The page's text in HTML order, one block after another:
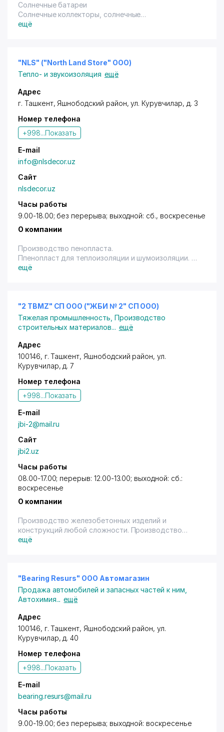
Солнечные батареи
Солнечные коллекторы, солнечные
водонагреватели
Быстровозводимые дома из сэндвич-панелей.
Производство сэндвич панелей
Производство профнастила, аксессуаров
Монтаж кровли.
Входные металлические и межкомнатные двери.
ещё
"NLS" ("North Land Store" ООО)
Тепло- и звукоизоляция ещё
Адрес
г. Ташкент, Яшнободский район,ул. Курувчилар, д. 3
Номер телефона
+998...Показать
E-mail
info@nlsdecor.uz
Сайт
nlsdecor.uz
Часы работы
9.00-18.00; без перерыва; выходной: сб., воскресенье
О компании
Производство пенопласта.
Ппенопласт для теплоизоляции и шумоизоляции.
Архитектурный декор из пенополистирола
архитекторов, свадебные декорации, буквы и
фигуры для праздников!
ещё
"2 TBMZ" СП ООО ("ЖБИ № 2" СП ООО)
Тяжелая промышленность Производство
строительных материалов... ещё
Адрес
100146, г. Ташкент, Яшнободский район,ул.
Курувчилар, д. 7
Номер телефона
+998...Показать
E-mail
jbi-2@mail.ru
Сайт
jbi2.uz
Часы работы
08.00-17.00; перерыв: 12.00-13.00; выходной: сб.:
воскресенье
О компании
Производство железобетонных изделий и
конструкций любой сложности. Производство
пустотных плит перекрытия от 1-12 м.
ещё
"Bearing Resurs" ООО Автомагазин
Продажа автомобилей и запасных частей к ним
Автохимия... ещё
Адрес
100146, г. Ташкент, Яшнободский район,ул.
Курувчилар, д. 40
Номер телефона
+998...Показать
E-mail
bearing.resurs@mail.ru
Часы работы
9.00-19.00; без перерыва; выходной: воскресенье